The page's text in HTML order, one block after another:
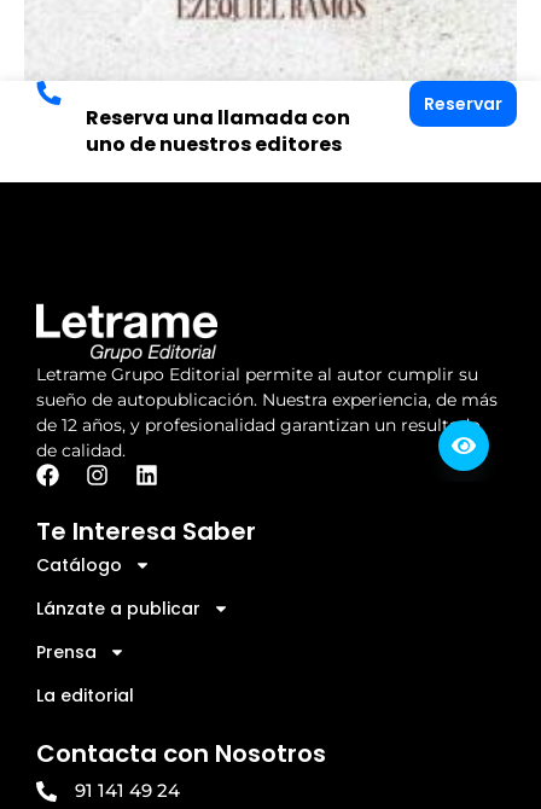
Reserva una llamada con
uno de nuestros editores
Reservar
Letrame Grupo Editorial permite al autor cumplir su
sueño de autopublicación. Nuestra experiencia, de más
de 12 años, y profesionalidad garantizan un resultado
de calidad.
Te Interesa Saber
Catálogo
Lánzate a publicar
Prensa
La editorial
Contacta con Nosotros
91 141 49 24